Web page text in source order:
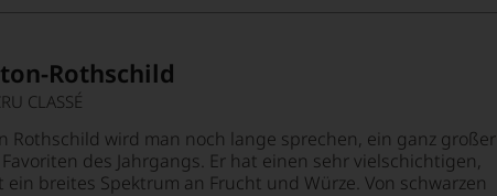
Rothschild
CLASSÉ
Rothschild wird man noch lange sprechen, ein ganz großer
des Jahrgangs. Er hat einen sehr vielschichtigen,
breites Spektrum an Frucht und Würze. Von schwarzen